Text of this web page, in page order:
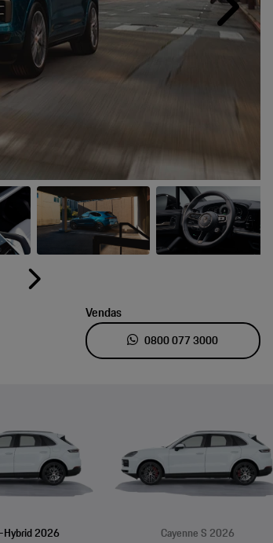
Próximo
Próximo
Vendas
0800 077 3000
Hybrid 2026 Cayenne S 2026